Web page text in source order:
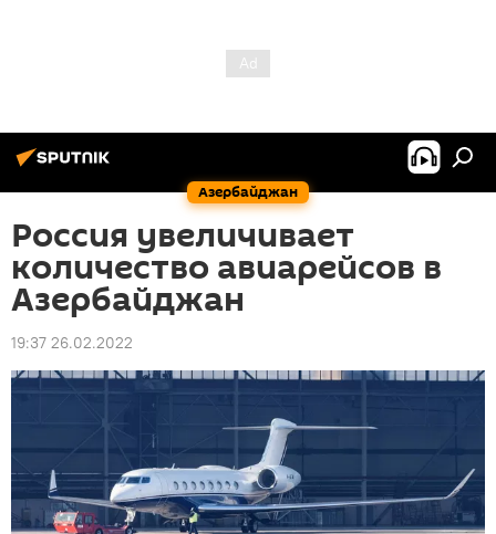
Азербайджан
Россия увеличивает
количество авиарейсов в
Азербайджан
19:37 26.02.2022